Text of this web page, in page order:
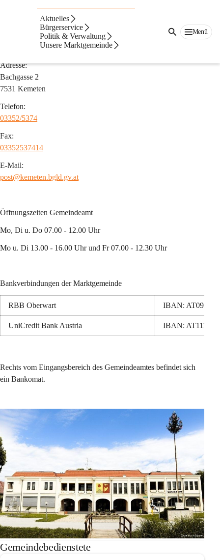
Aktuelles
Bürgerservice
Politik & Verwaltung
Unsere Marktgemeinde
Menü
Verwaltung
Adresse:
Bachgasse 2
7531 Kemeten
Telefon:
03352/5374
Fax:
03352537414
E-Mail:
post@kemeten.bgld.gv.at
Öffnungszeiten Gemeindeamt
Mo, Di u. Do 07.00 - 12.00 Uhr
Mo u. Di 13.00 - 16.00 Uhr und Fr 07.00 - 12.30 Uhr
Bankverbindungen der Marktgemeinde
RBB Oberwart IBAN:
UniCredit Bank Austria IBAN:
Rechts vom Eingangsbereich des Gemeindeamtes befindet sich
ein Bankomat.
Gemeindebedienstete